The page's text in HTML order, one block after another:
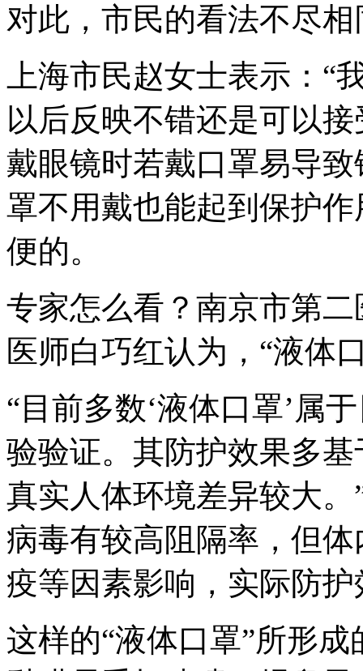
对此，市民的看法不尽相
上海市民赵女士表示：“
以后反映不错还是可以
戴眼镜时若戴口罩易导
罩不用戴也能起到保护
便的。
专家怎么看？南京市第
医师白巧红认为，“液体
“目前多数‘液体口罩’属
验验证。其防护效果多
真实人体环境差异较大
病毒有较高阻隔率，但
疫等因素影响，实际防
这样的“液体口罩”所形